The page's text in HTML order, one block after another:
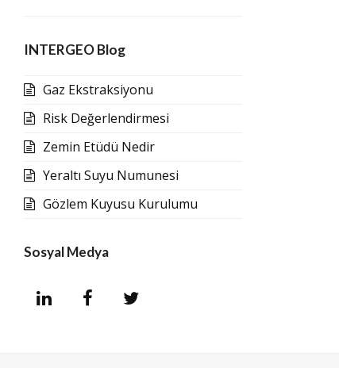
INTERGEO Blog
Gaz Ekstraksiyonu
Risk Değerlendirmesi
Zemin Etüdü Nedir
Yeraltı Suyu Numunesi
Gözlem Kuyusu Kurulumu
Sosyal Medya
L